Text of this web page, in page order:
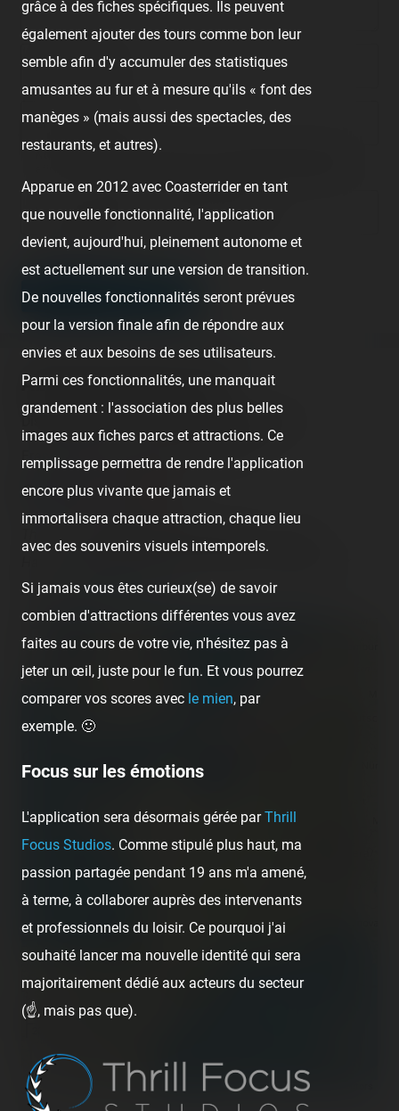
Nom/prénom
Email address
Nous vous demandons de fournir une véritable adresse e-mail
Lien de votre site ou page personnelle
Champ facultatif
LEAVE A COMMENT
About this theme park
France - Marne la Vallée - Île-de-France
rides onCoasterr1dd3n.
+
−
300 km
©OpenStreetMap contributors
grâce à des fiches spécifiques. Ils peuvent
également ajouter des tours comme bon leur
semble afin d'y accumuler des statistiques
amusantes au fur et à mesure qu'ils « font des
manèges » (mais aussi des spectacles, des
restaurants, et autres).
Apparue en 2012 avec Coasterrider en tant
que nouvelle fonctionnalité, l'application
devient, aujourd'hui, pleinement autonome et
est actuellement sur une version de transition.
De nouvelles fonctionnalités seront prévues
pour la version finale afin de répondre aux
envies et aux besoins de ses utilisateurs.
Parmi ces fonctionnalités, une manquait
grandement : l'association des plus belles
images aux fiches parcs et attractions. Ce
remplissage permettra de rendre l'application
encore plus vivante que jamais et
immortalisera chaque attraction, chaque lieu
avec des souvenirs visuels intemporels.
Si jamais vous êtes curieux(se) de savoir
combien d'attractions différentes vous avez
faites au cours de votre vie, n'hésitez pas à
jeter un œil, juste pour le fun. Et vous pourrez
comparer vos scores avec le mien, par
exemple. 🙂
Focus sur les émotions
L'application sera désormais gérée parThrill
Focus Studios. Comme stipulé plus haut, ma
passion partagée pendant 19 ans m'a amené,
à terme, à collaborer auprès des intervenants
et professionnels du loisir. Ce pourquoi j'ai
souhaité lancer ma nouvelle identité qui sera
majoritairement dédié aux acteurs du secteur
(☝️, mais pas que).